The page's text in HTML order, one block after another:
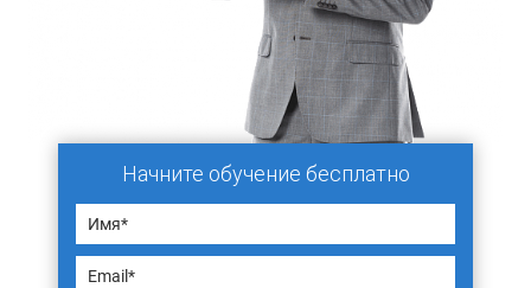
Начните обучение бесплатно